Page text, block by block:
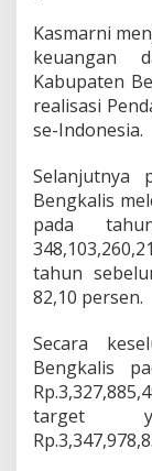
Kasmarni
keuangan
Kabupaten
realisasi
se-Indonesia.
Selanjutnya
Bengkalis
pada
tahun
82,10 persen.
Secara
Bengkalis
target